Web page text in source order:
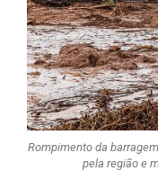
Rompimento da
pela região e